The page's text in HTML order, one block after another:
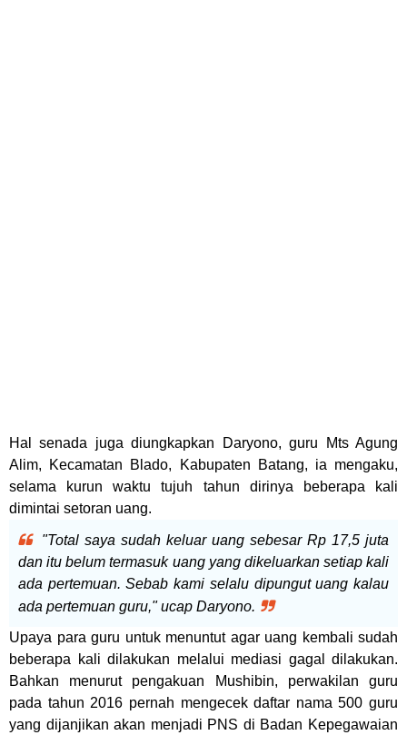
Hal senada juga diungkapkan Daryono, guru Mts Agung
Alim, Kecamatan Blado, Kabupaten Batang, ia mengaku,
selama kurun waktu tujuh tahun dirinya beberapa kali
dimintai setoran uang.
"Total saya sudah keluar uang sebesar Rp 17,5 juta
dan itu belum termasuk uang yang dikeluarkan setiap kali
ada pertemuan. Sebab kami selalu dipungut uang kalau
ada pertemuan guru," ucap Daryono.
Upaya para guru untuk menuntut agar uang kembali sudah
beberapa kali dilakukan melalui mediasi gagal dilakukan.
Bahkan menurut pengakuan Mushibin, perwakilan guru
pada tahun 2016 pernah mengecek daftar nama 500 guru
yang dijanjikan akan menjadi PNS di Badan Kepegawaian